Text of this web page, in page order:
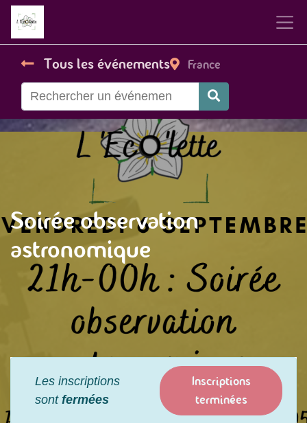
Tous les événements France
Soirée observation
astronomique
Les inscriptions
sont fermées
Inscriptions
terminées